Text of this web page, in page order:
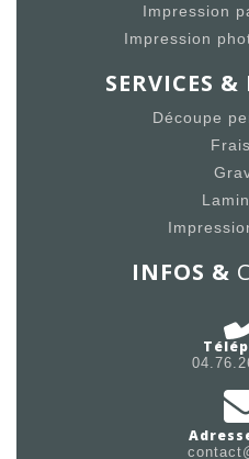
Impression
Impression
SERVICES &
Découpe
INFOS &